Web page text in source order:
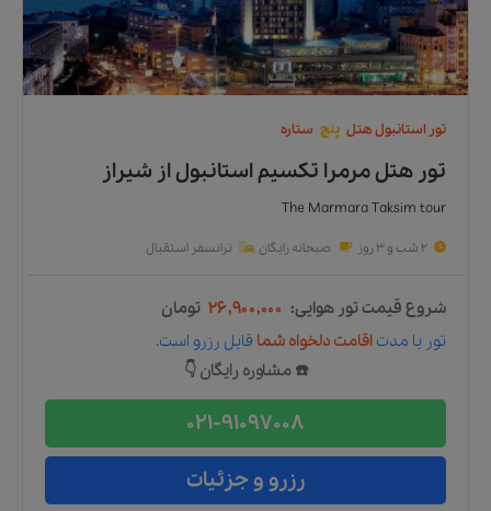
تور استانبولهتل پنج ستاره
تور هتل مرمرا تکسیم استانبولاز شیراز
The Marmara Taksim tour
2 شب و 3 روز صبحانه رایگان ترانسفر استقبال
شروع قیمت تور هوایی: ۲۶,۹۰۰,۰۰۰ تومان
تور با مدت اقامت دلخواه شما قابل رزرو است.
☎️ مشاوره رایگان 👇
021-91097008
رزرو و جزئیات